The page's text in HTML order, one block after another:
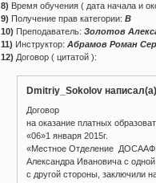
8) Время обучения ( дата начала и
9) Получение прав категории: В
10) Преподаватель: Золотов
11) Инструктор: Абрамов Роман
12) Договор ( цитатой ):
Dmitriy_Sokolov
Договор
на оказание платных
«06»1 января 2015г.
«Местное Отделение ДОСААФ
Александра Ивановича с
с другой стороны, заключили